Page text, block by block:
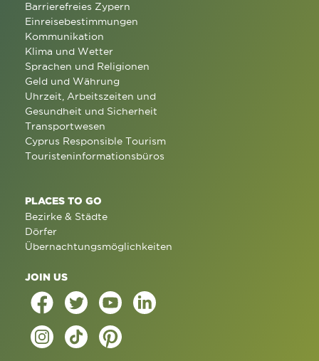
Barrierefreies Zypern
Einreisebestimmungen
Kommunikation
Klima und Wetter
Sprachen und Religionen
Geld und Währung
Uhrzeit, Arbeitszeiten und
Gesundheit und Sicherheit
Transportwesen
Cyprus Responsible Tourism
Touristeninformationsbüros
PLACES TO GO
Bezirke & Städte
Dörfer
Übernachtungsmöglichkeiten
JOIN US